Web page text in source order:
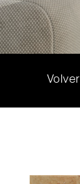
Volver